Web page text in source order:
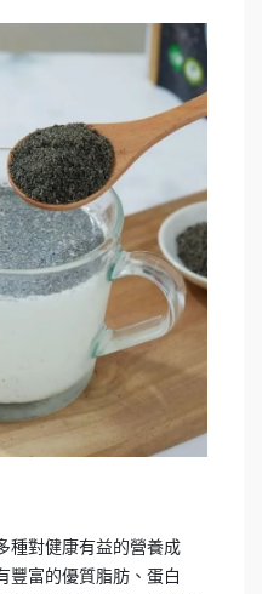
種對健康有益的營養成
豐富的優質脂肪、蛋白